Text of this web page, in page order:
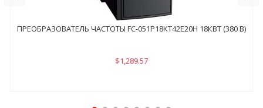
ПРЕОБРАЗОВАТЕЛЬ ЧАСТОТЫ FC-051P18KТ42E20H 18КВТ (380 В)
$1,289.57